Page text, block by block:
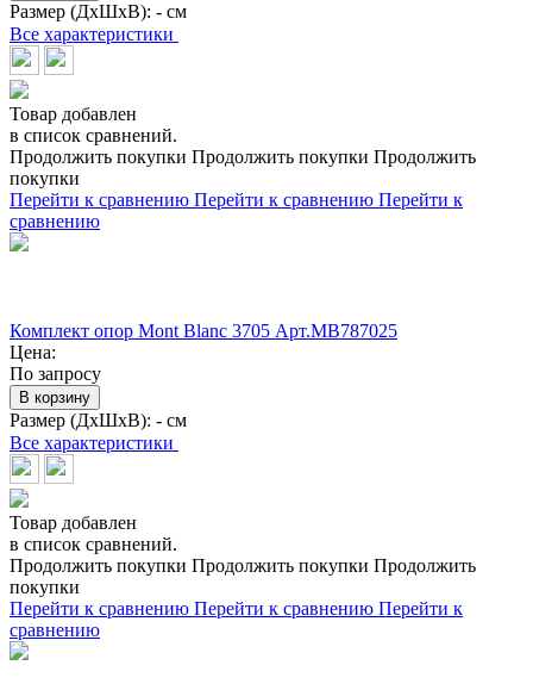
Размер (ДхШхВ): - см
Все характеристики
Товар добавлен
в список сравнений.
Продолжить покупки Продолжить покупки Продолжить
покупки
Перейти к сравнению Перейти к сравнению Перейти к
сравнению
Комплект опор Mont Blanc 3705 Арт.MB787025
Цена:
По запросу
В корзину
Размер (ДхШхВ): - см
Все характеристики
Товар добавлен
в список сравнений.
Продолжить покупки Продолжить покупки Продолжить
покупки
Перейти к сравнению Перейти к сравнению Перейти к
сравнению